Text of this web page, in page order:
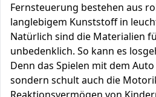
Fernsteuerung bestehen aus
langlebigem Kunststoff in
Natürlich sind die Materialien
unbedenklich. So kann es
Denn das Spielen mit dem
sondern schult auch die